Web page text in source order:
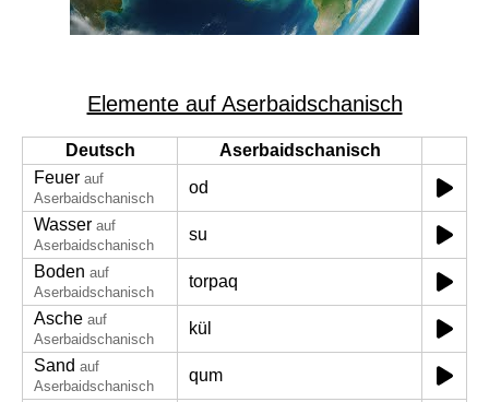
Elemente auf Aserbaidschanisch
Deutsch
Aserbaidschanisch
Feuer auf
Aserbaidschanisch
od
Wasser auf
Aserbaidschanisch
su
Boden auf
Aserbaidschanisch
torpaq
Asche auf
Aserbaidschanisch
kül
Sand auf
Aserbaidschanisch
qum